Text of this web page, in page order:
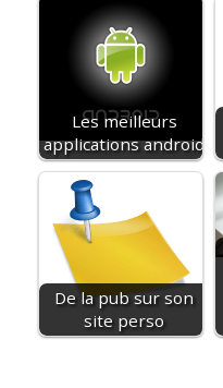
Les meilleurs
applications android
De la pub sur son
site perso